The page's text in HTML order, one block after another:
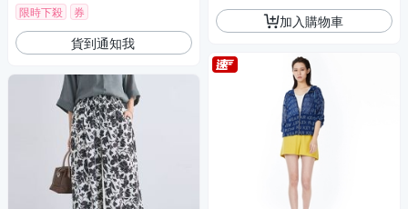
限時下殺 券
貨到通知我
加入購物車